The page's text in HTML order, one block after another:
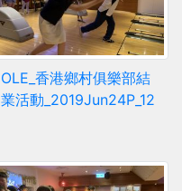
OLE_香港鄉村俱樂部結
業活動_2019Jun24P_12